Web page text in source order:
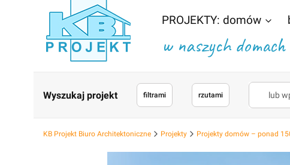
PROJEKTY: domów
w naszych
Wyszukaj projekt filtrami rzutami
KB Projekt Biuro Architektoniczne Projekty Projekty domów – ponad